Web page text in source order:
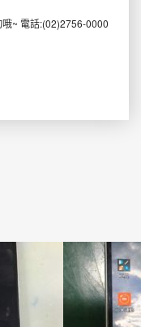
~ 電話:(02)2756-0000